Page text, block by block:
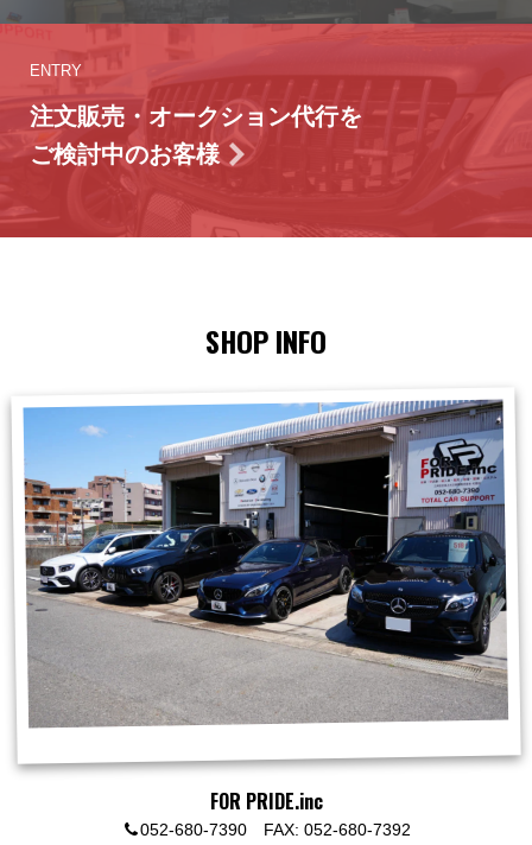
ENTRY
注文販売・オークション代行を
ご検討中のお客様
SHOP INFO
FOR PRIDE.inc
052-680-7390 FAX: 052-680-7392